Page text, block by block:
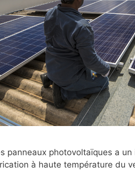
panneaux photovoltaïques a
à haute température du